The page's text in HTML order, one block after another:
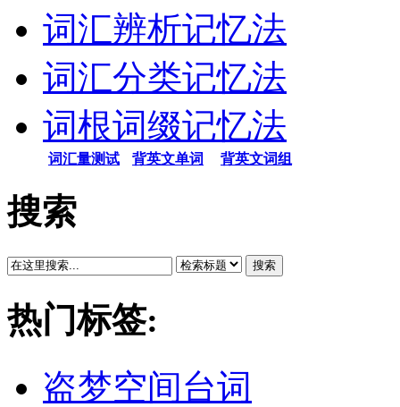
词汇辨析记忆法
词汇分类记忆法
词根词缀记忆法
词汇量测试 背英文单词 背英文词组
搜索
搜索
热门标签:
盗梦空间台词